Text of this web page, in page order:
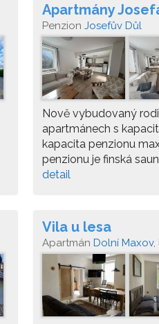
Apartmány
Penzion Josefův Důl
Nově vybudovaný
apartmánech s
kapacita penzionu
penzionu je finská
detail
Vila u lesa
Apartmán Dolní Maxov,
Josefův Důl